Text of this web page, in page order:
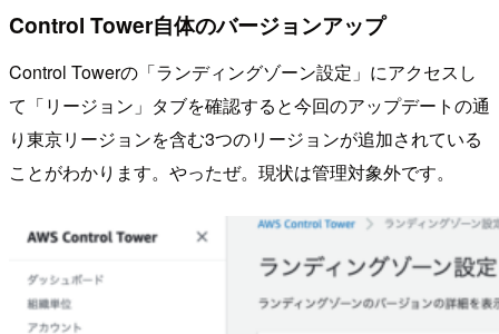
Control Tower自体のバージョンアップ
Control Towerの「ランディングゾーン設定」にアクセスし
て「リージョン」タブを確認すると今回のアップデートの通
り東京リージョンを含む3つのリージョンが追加されている
ことがわかります。やったぜ。現状は管理対象外です。